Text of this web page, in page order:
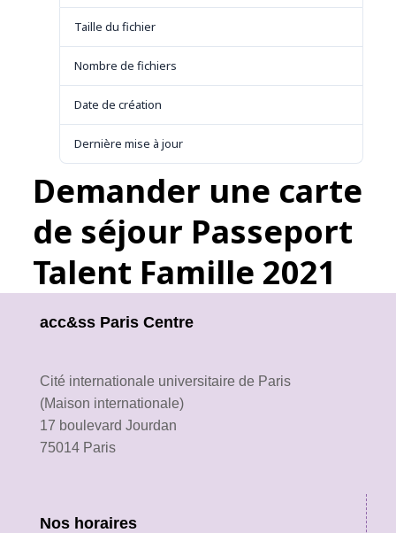
Taille du fichier
Nombre de fichiers
Date de création
Dernière mise à jour
Demander une carte
de séjour Passeport
Talent Famille 2021
acc&ss Paris Centre
Cité internationale universitaire de Paris
(Maison internationale)
17 boulevard Jourdan
75014 Paris
Nos horaires